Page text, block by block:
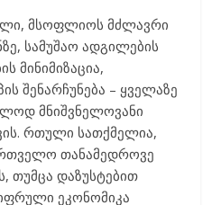
მსოფლიოს მძლავრი
სამუშაო ადგილების
მინიმიზაცია,
შენარჩუნება – ყველაზე
მნიშვნელოვანი
რთული სათქმელია,
თანამედროვე
თუმცა დაზუსტებით
ეკონომიკა